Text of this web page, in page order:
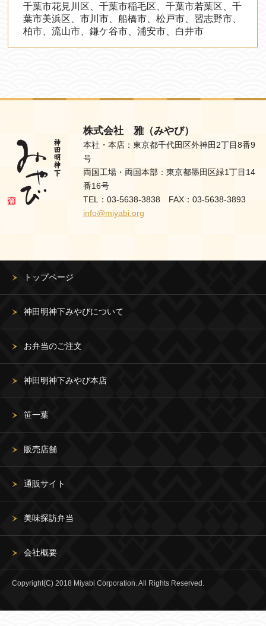
千葉市花見川区、千葉市稲毛区、千葉市若葉区、千
葉市美浜区、市川市、船橋市、松戸市、習志野市、
柏市、流山市、鎌ケ谷市、浦安市、白井市
株式会社 雅（みやび）
本社・本店：東京都千代田区外神田2丁目8番9
号
両国工場・両国本部：東京都墨田区緑1丁目14
番16号
TEL：03-5638-3838 FAX：03-5638-3893
info@miyabi.org
トップページ
神田明神下みやびについて
お弁当のご注文
神田明神下みやび本店
笹一葉
販売店舗
通販サイト
美味探訪弁当
会社概要
Copyright(C) 2018 Miyabi Corporation. All Rights Reserved.